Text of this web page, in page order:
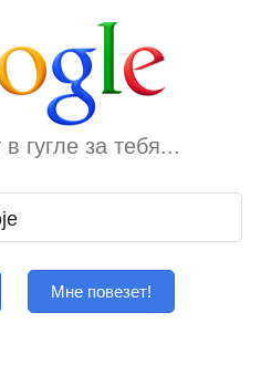
гугле за тебя...
Мне повезет!